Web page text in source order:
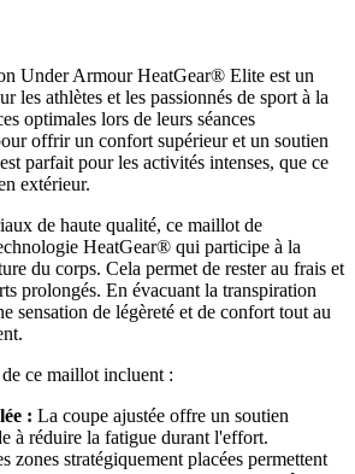
Under Armour HeatGear® Elite est un
les athlètes et les passionnés de sport à la
optimales lors de leurs séances
offrir un confort supérieur et un soutien
parfait pour les activités intenses, que ce
extérieur.
de haute qualité, ce maillot de
HeatGear® qui participe à la
du corps. Cela permet de rester au frais et
prolongés. En évacuant la transpiration
sensation de légèreté et de confort tout au
ce maillot incluent :
: La coupe ajustée offre un soutien
à réduire la fatigue durant l'effort.
zones stratégiquement placées permettent